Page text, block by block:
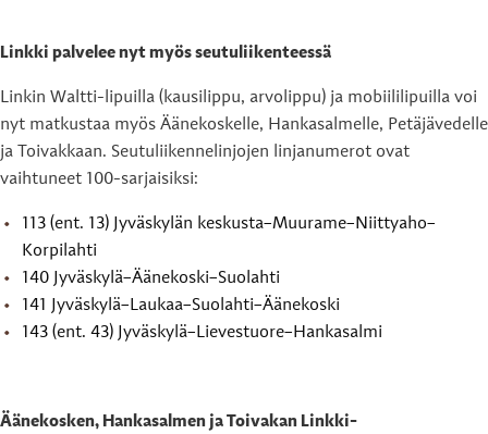
Linkki palvelee nyt myös seutuliikenteessä
Linkin Waltti-lipuilla (kausilippu, arvolippu) ja mobiililipuilla voi
nyt matkustaa myös Äänekoskelle, Hankasalmelle, Petäjävedelle
ja Toivakkaan. Seutuliikennelinjojen linjanumerot ovat
vaihtuneet 100-sarjaisiksi:
113 (ent. 13) Jyväskylän keskusta–Muurame–Niittyaho–
Korpilahti
140 Jyväskylä–Äänekoski–Suolahti
141 Jyväskylä–Laukaa–Suolahti–Äänekoski
143 (ent. 43) Jyväskylä–Lievestuore–Hankasalmi
Äänekosken, Hankasalmen ja Toivakan Linkki-